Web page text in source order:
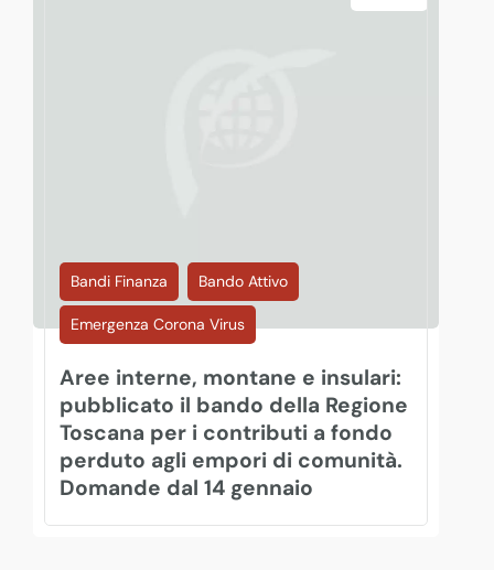
Bandi Finanza Bando Attivo
Emergenza Corona Virus
Aree interne, montane e insulari:
pubblicato il bando della Regione
Toscana per i contributi a fondo
perduto agli empori di comunità.
Domande dal 14 gennaio